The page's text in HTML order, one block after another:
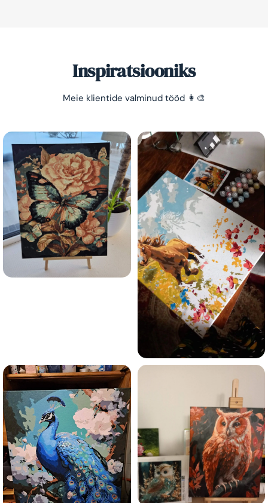
Inspiratsiooniks
Meie klientide valminud tööd 👩‍🎨
Maalihobi.eePrivaatsuspoliitika
TELLI